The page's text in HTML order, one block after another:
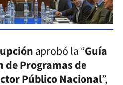
aprobó la “Guía
de Programas de
Público Nacional”,